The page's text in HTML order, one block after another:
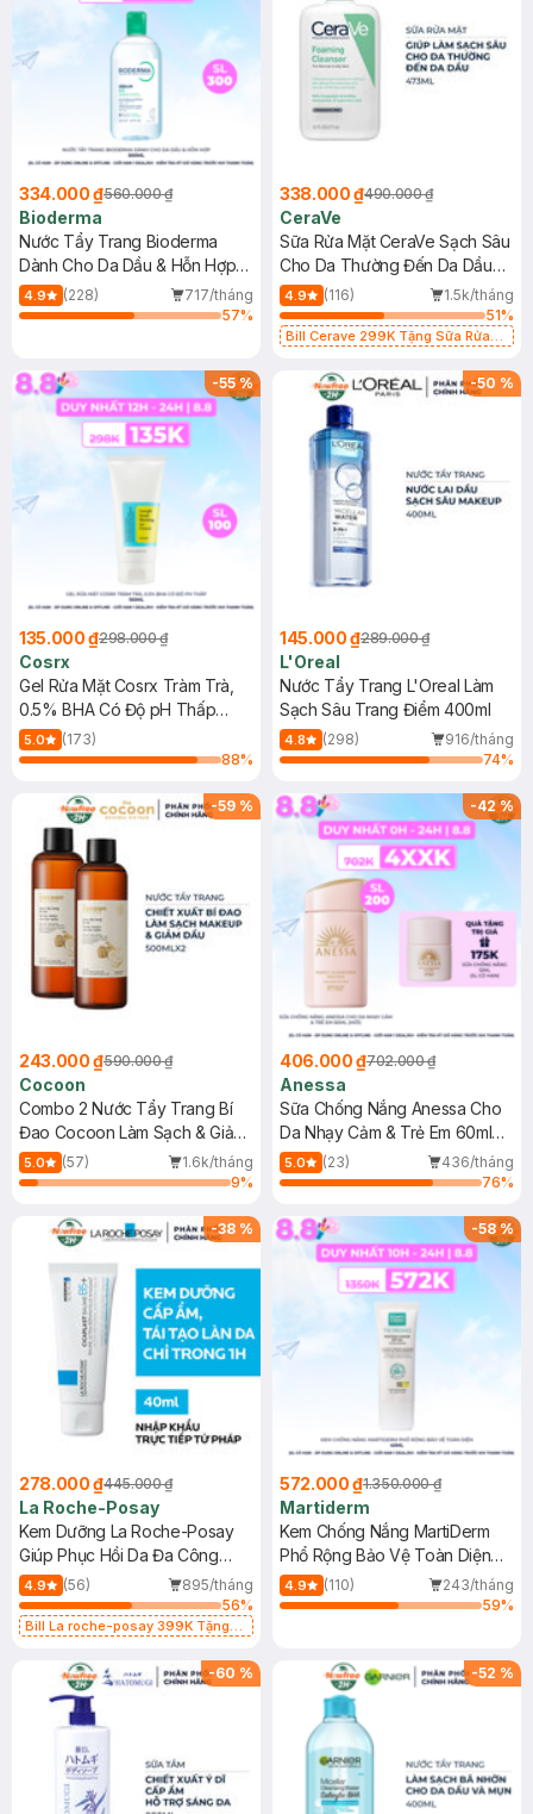
334.000 ₫560.000 ₫
Bioderma
Nước Tẩy Trang Bioderma
Dành Cho Da Dầu & Hỗn Hợp
500ml
4.9 (228)
717/tháng
57%
338.000 ₫490.000 ₫
CeraVe
Sữa Rửa Mặt CeraVe Sạch Sâu
Cho Da Thường Đến Da Dầu
473ml
4.9 (116)
1.5k/tháng
51%
Bill Cerave 299K Tặng Sữa Rửa
-55%
135.000 ₫298.000 ₫
Cosrx
Gel Rửa Mặt Cosrx Tràm Trà,
0.5% BHA Có Độ pH Thấp
150ml
5.0
(173)
88%
-50 %
145.000 ₫289.000 ₫
L'Oreal
Nước Tẩy Trang L'Oreal Làm
Sạch Sâu Trang Điểm 400ml
4.8 (298)
916/tháng
74%
-59 %
243.000 ₫590.000 ₫
Cocoon
Combo 2 Nước Tẩy Trang Bí
Đao Cocoon Làm Sạch & Giảm
Dầu 500ml
5.0 (57)
1.6k/tháng
9%
-42%
406.000 ₫702.000 ₫
Anessa
Sữa Chống Nắng Anessa Cho
Da Nhạy Cảm & Trẻ Em 60ml
(Mới)
5.0 (23)
436/tháng
76%
-38 %
278.000 ₫445.000 ₫
La Roche-Posay
Kem Dưỡng La Roche-Posay
Giúp Phục Hồi Da Đa Công
Dụng 40ml
4.9 (56)
895/tháng
56%
Bill La roche-posay 399K Tặng
(SL có hạn)
-58%
572.000 ₫1.350.000 ₫
Martiderm
Kem Chống Nắng MartiDerm
Phổ Rộng Bảo Vệ Toàn Diện
40ml
4.9 (110)
243/tháng
59%
-60 % -52 %